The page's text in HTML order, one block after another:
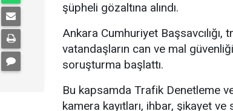
şüpheli gözaltına alındı.
Ankara Cumhuriyet
vatandaşların can ve mal
soruşturma başlattı.
Bu kapsamda Trafik Denetleme
kamera kayıtları, ihbar, şikayet ve